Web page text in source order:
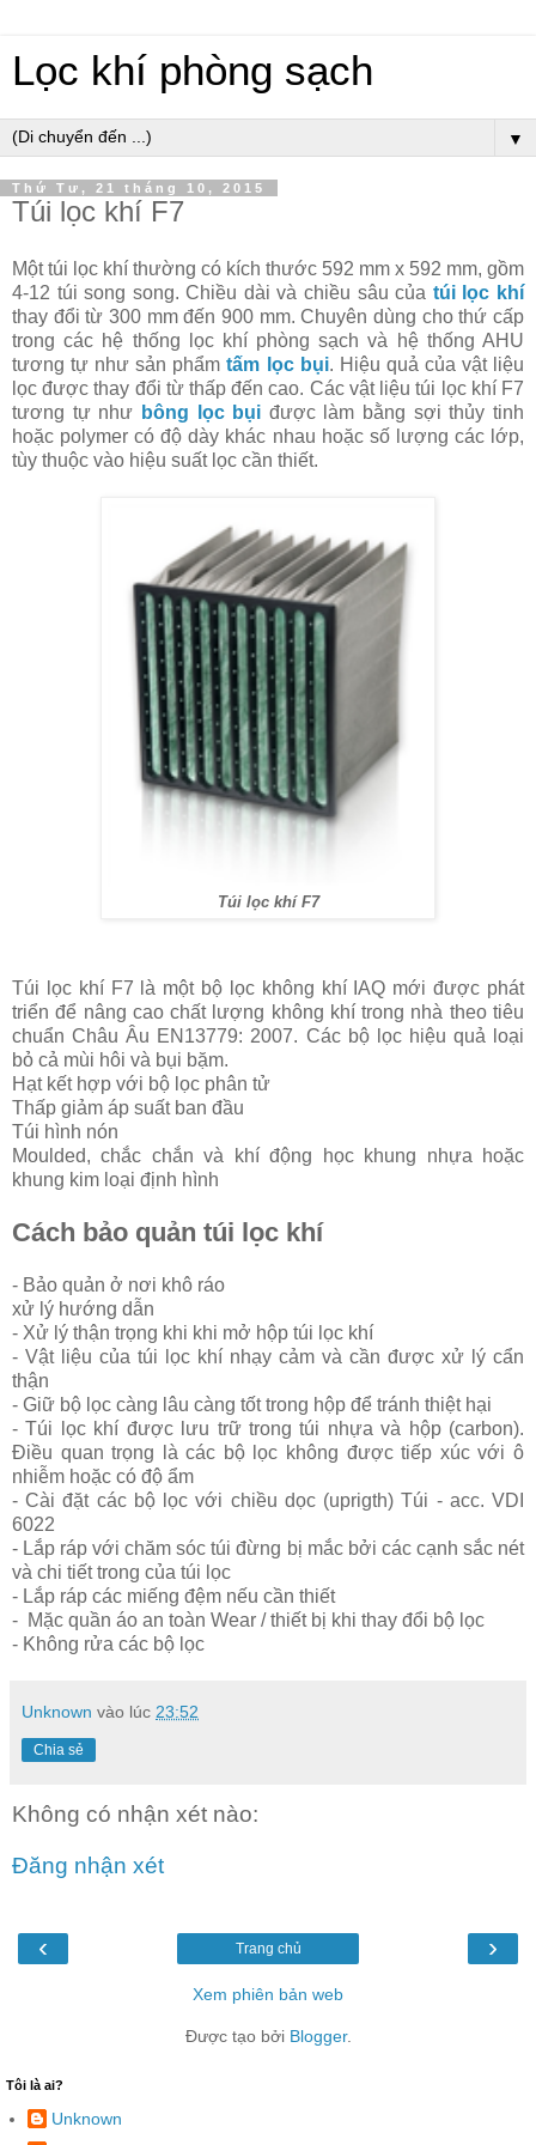
Lọc khí phòng sạch
▼
Thứ Tư, 21 tháng 10, 2015
Túi lọc khí F7
Một túi lọc khí thường có kích thước 592 mm x 592 mm, gồm
4-12 túi song song. Chiều dài và chiều sâu của túi lọc khí
thay đổi từ 300 mm đến 900 mm. Chuyên dùng cho thứ cấp
trong các hệ thống lọc khí phòng sạch và hệ thống AHU
tương tự như sản phẩmtấm lọc bụi. Hiệu quả của vật liệu
lọc được thay đổi từ thấp đến cao. Các vật liệu túi lọc khí F7
tương tự như bông lọc bụi được làm bằng sợi thủy tinh
hoặc polymer có độ dày khác nhau hoặc số lượng các lớp,
tùy thuộc vào hiệu suất lọc cần thiết.
Túi lọc khí F7
Túi lọc khí F7 là một bộ lọc không khí IAQ mới được phát
triển để nâng cao chất lượng không khí trong nhà theo tiêu
chuẩn Châu Âu EN13779: 2007. Các bộ lọc hiệu quả loại
bỏ cả mùi hôi và bụi bặm.
Hạt kết hợp với bộ lọc phân tử
Thấp giảm áp suất ban đầu
Túi hình nón
Moulded, chắc chắn và khí động học khung nhựa hoặc
khung kim loại định hình
Cách bảo quản túi lọc khí
- Bảo quản ở nơi khô ráo
xử lý hướng dẫn
- Xử lý thận trọng khi khi mở hộp túi lọc khí
- Vật liệu của túi lọc khí nhạy cảm và cần được xử lý cẩn
thận
- Giữ bộ lọc càng lâu càng tốt trong hộp để tránh thiệt hại
- Túi lọc khí được lưu trữ trong túi nhựa và hộp (carbon).
Điều quan trọng là các bộ lọc không được tiếp xúc với ô
nhiễm hoặc có độ ẩm
- Cài đặt các bộ lọc với chiều dọc (uprigth) Túi - acc. VDI
6022
- Lắp ráp với chăm sóc túi đừng bị mắc bởi các cạnh sắc nét
và chi tiết trong của túi lọc
- Lắp ráp các miếng đệm nếu cần thiết
- Mặc quần áo an toàn Wear / thiết bị khi thay đổi bộ lọc
- Không rửa các bộ lọc
Unknown vào lúc 23:52
Chia sẻ
Không có nhận xét nào:
Đăng nhận xét
‹ ›
Trang chủ
Xem phiên bản web
Được tạo bởi Blogger.
Tôi là ai?
Unknown